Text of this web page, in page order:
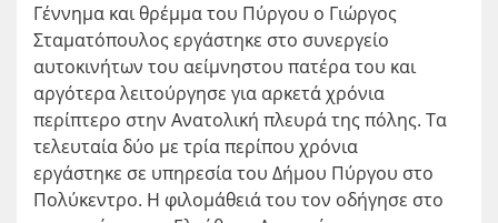
Γέννημα και θρέμμα του Πύργου ο Γιώργος
Σταματόπουλος εργάστηκε στο συνεργείο
αυτοκινήτων του αείμνηστου πατέρα του και
αργότερα λειτούργησε για αρκετά χρόνια
περίπτερο στην Ανατολική πλευρά της πόλης. Τα
τελευταία δύο με τρία περίπου χρόνια
εργάστηκε σε υπηρεσία του Δήμου Πύργου στο
Πολύκεντρο. Η φιλομάθειά του τον οδήγησε στο